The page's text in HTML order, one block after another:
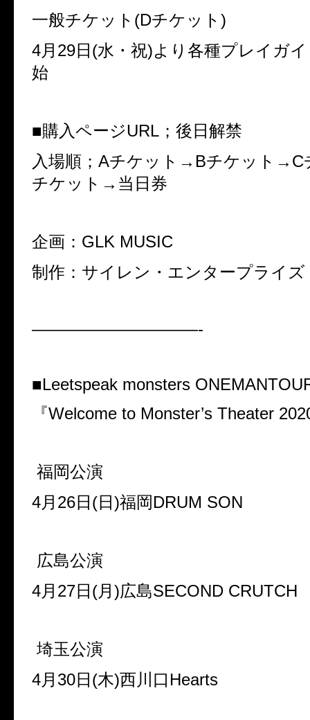
一般チケット(Dチケット)
4月29日(水・祝)より各種プレイガ
始
■購入ページURL； 後日解禁
入場順； Aチケット→Bチケット→C
チケット→当日券
企画：GLK MUSIC
制作：サイレン・エンタープライズ
——————————-
■Leetspeak monsters
『Welcome to Monster’s Theater
福岡公演
4月26日(日)福岡DRUM SON
広島公演
4月27日(月)広島SECOND CRUTCH
埼玉公演
4月30日(木)西川口Hearts